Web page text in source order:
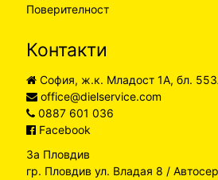
Поверителност
Контакти
София, ж.к. Младост 1А, бл.
office@dielservice.com
0887 601 036
Facebook
За Пловдив
гр. Пловдив ул. Владая 8 /